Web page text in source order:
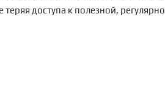
доступа к полезной, регулярно